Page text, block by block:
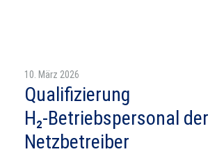
10. März 2026
Qualifizierung
H₂‑Betriebspersonal der
Netzbetreiber